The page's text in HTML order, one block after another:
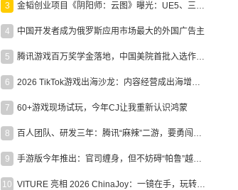
3 金韬创业项目《阴阳师：云图》曝光：UE5、三端互通、ARPG
4 中国开发者成为俄罗斯应用市场最大的外国广告主
5 腾讯游戏百万奖学金落地，中国美院首批入选作品获业内关注
6 2026 TikTok游戏出海沙龙：内容经营成出海增长新引擎
7 60+游戏现场试玩，今年CJ让我重新认识鸿蒙
8 百人团队、研发三年：腾讯“麻辣”二游，要勇闯男性恋爱市场
9 手游版今年推出：官司缠身，但不妨碍“帕鲁”越来越火
10 VITURE 亮相 2026 ChinaJoy：一镜在手，玩转全场！